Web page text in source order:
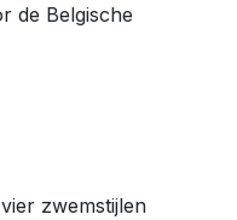
de Belgische
zwemstijlen